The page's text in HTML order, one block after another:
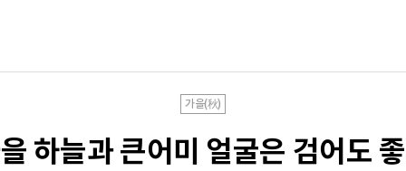
가을(秋)
하늘과 큰어미 얼굴은 검어도